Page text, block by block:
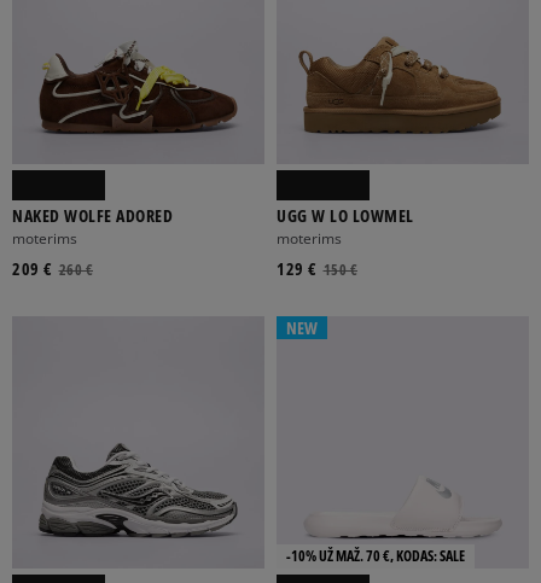
NAKED WOLFE ADORED
moterims
260 €
209 €
UGG W LO LOWMEL
moterims
150 €
129 €
NEW
-10% UŽ MAŽ. 70 €, KODAS: SALE